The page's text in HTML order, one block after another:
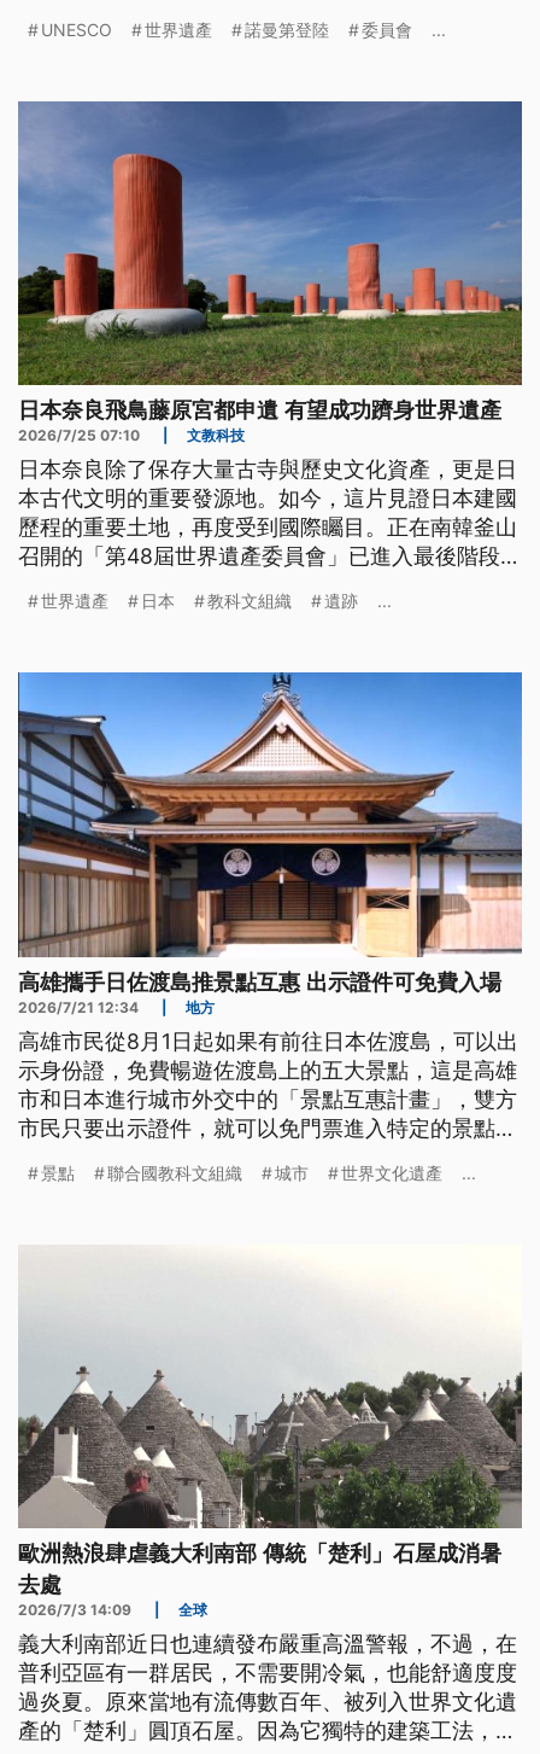
UNESCO 世界遺產 諾曼第登陸 委員會 ...
日本奈良飛鳥藤原宮都申遺 有望成功躋身世界遺產
2026/7/25 07:10 文教科技
日本奈良除了保存大量古寺與歷史文化資產，更是日
本古代文明的重要發源地。如今，這片見證日本建國
歷程的重要土地，再度受到國際矚目。正在南韓釜山
召開的「第48屆世界遺產委員會」已進入最後階段，
登錄世界遺產。
世界遺產 日本 教科文組織 遺跡 ...
高雄攜手日佐渡島推景點互惠 出示證件可免費入場
2026/7/21 12:34 地方
高雄市民從8月1日起如果有前往日本佐渡島，可以出
示身份證，免費暢遊佐渡島上的五大景點，這是高雄
市和日本進行城市外交中的「景點互惠計畫」，雙方
市民只要出示證件，就可以免門票進入特定的景點參
景點 聯合國教科文組織 城市 世界文化遺產 ...
歐洲熱浪肆虐義大利南部 傳統「楚利」石屋成消暑
去處
2026/7/3 14:09 全球
義大利南部近日也連續發布嚴重高溫警報，不過，在
普利亞區有一群居民，不需要開冷氣，也能舒適度度
過炎夏。原來當地有流傳數百年、被列入世界文化遺
產的「楚利」圓頂石屋。因為它獨特的建築工法，使